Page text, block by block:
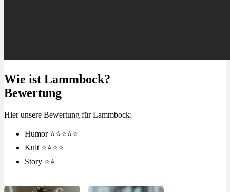
Wie ist Lammbock?
Bewertung
Hier unsere Bewertung für Lammbock:
Humor ⭐⭐⭐⭐⭐
Kult ⭐⭐⭐⭐
Story ⭐⭐